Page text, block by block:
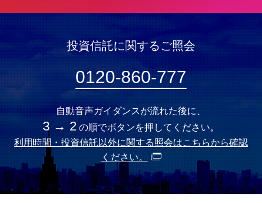
投資信託に関するご照会
0120-860-777
自動音声ガイダンスが流れた後に、
3 → 2 の順でボタンを押してください。
利用時間・投資信託以外に関する照会はこちらから確認
ください。